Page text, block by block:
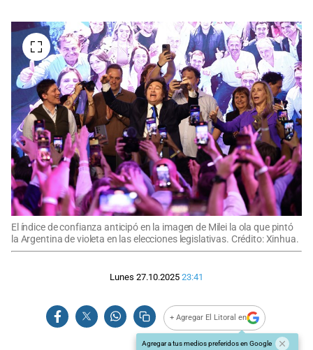
El índice de confianza anticipó en la imagen de Milei la ola que pintó
la Argentina de violeta en las elecciones legislativas. Crédito: Xinhua.
Lunes 27.10.2025 23:41
+ Agregar El Litoral en
Agregar a tus medios preferidos en Google